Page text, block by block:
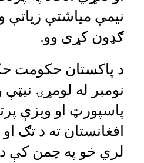
نیمې میاشتې زیاتې
ګډون کړی وو.
د پاکستان حکومت
نومبر له لومړۍ
پاسپورټ او ویزې
افغانستان ته د تګ
لري خو په چمن کې